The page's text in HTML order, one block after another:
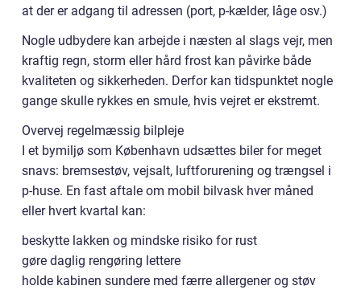
at der er adgang til adressen (port, p-kælder, låge osv.)
Nogle udbydere kan arbejde i næsten al slags vejr, men
kraftig regn, storm eller hård frost kan påvirke både
kvaliteten og sikkerheden. Derfor kan tidspunktet nogle
gange skulle rykkes en smule, hvis vejret er ekstremt.
Overvej regelmæssig bilpleje
I et bymiljø som København udsættes biler for meget
snavs: bremsestøv, vejsalt, luftforurening og trængsel i
p-huse. En fast aftale om mobil bilvask hver måned
eller hvert kvartal kan:
beskytte lakken og mindske risiko for rust
gøre daglig rengøring lettere
holde kabinen sundere med færre allergener og støv